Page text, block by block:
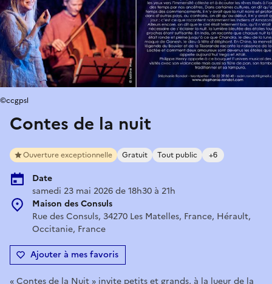
Contes de la nuit
Ouverture exceptionnelle Gratuit Tout public +6
Date
samedi 23 mai 2026 de 18h30 à 21h
Maison des Consuls
Rue des Consuls, 34270 Les Matelles, France, Hérault,
Occitanie, France
Ajouter à mes favoris
©ccgpsl
« Contes de la Nuit » invite petits et grands, à la lueur de la